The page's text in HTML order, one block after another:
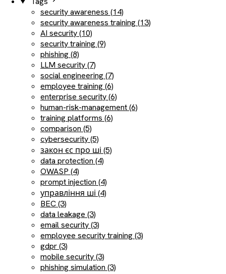
security awareness (14)
security awareness training (13)
AI security (10)
security training (9)
phishing (8)
LLM security (7)
social engineering (7)
employee training (6)
enterprise security (6)
human-risk-management (6)
training platforms (6)
comparison (5)
cybersecurity (5)
закон єс про ші (5)
data protection (4)
OWASP (4)
prompt injection (4)
управління ші (4)
BEC (3)
data leakage (3)
email security (3)
employee security training (3)
gdpr (3)
mobile security (3)
phishing simulation (3)